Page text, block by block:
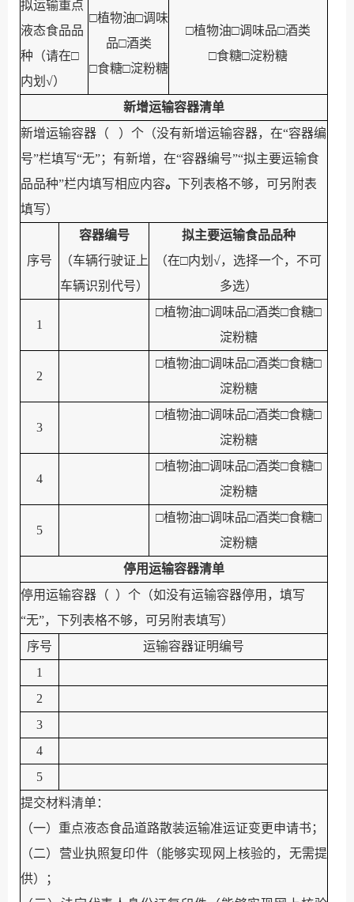
拟运输重点
液态食品品
种（请在□
内划 √）
□植物油□调味
品□酒类
□食糖□淀粉糖
□植物油□调味品□酒类
□食糖□淀粉糖
新增运输容器清单
新增运输容器（
）个（没有新增运输容器，在“容器编
号”栏填写“无”；有新增，在“容器编号”“拟主要运输食
品品种”栏内填写相应内容。 下列表格不够，可另附表
填写）
序号
容器编号
（车辆行驶证上
车辆识别代号）
拟主要运输食品品种
（在□内划 √，选择一个， 不可
多选）
1
□植物油□调味品□酒类□食糖□
淀粉糖
2
□植物油□调味品□酒类□食糖□
淀粉糖
3
□植物油□调味品□酒类□食糖□
淀粉糖
4
□植物油□调味品□酒类□食糖□
淀粉糖
5
□植物油□调味品□酒类□食糖□
淀粉糖
停用运输容器清单
停用运输容器（ ）个（如没有运输容器停用，填写
“无”， 下列表格不够， 可另附表填写）
序号
运输容器证明编号
1
2
3
4
5
提交材料清单：
（一）重点液态食品道路散装运输准运证变更申请书；
（二）营业执照复印件（能够实现网上核验的， 无需提
供）；